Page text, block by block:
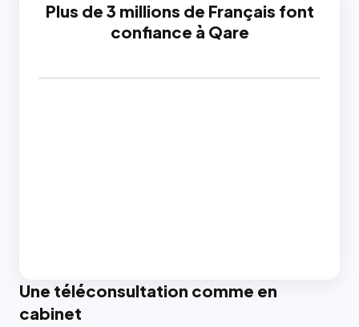
Plus de 3 millions de Français font
confiance à Qare
Une téléconsultation comme en
cabinet